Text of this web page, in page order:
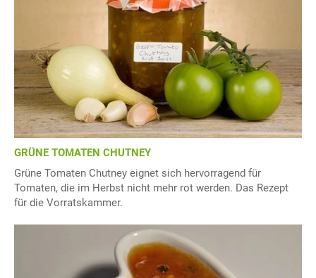
GRÜNE TOMATEN CHUTNEY
Grüne Tomaten Chutney eignet sich hervorragend für
Tomaten, die im Herbst nicht mehr rot werden. Das Rezept
für die Vorratskammer.